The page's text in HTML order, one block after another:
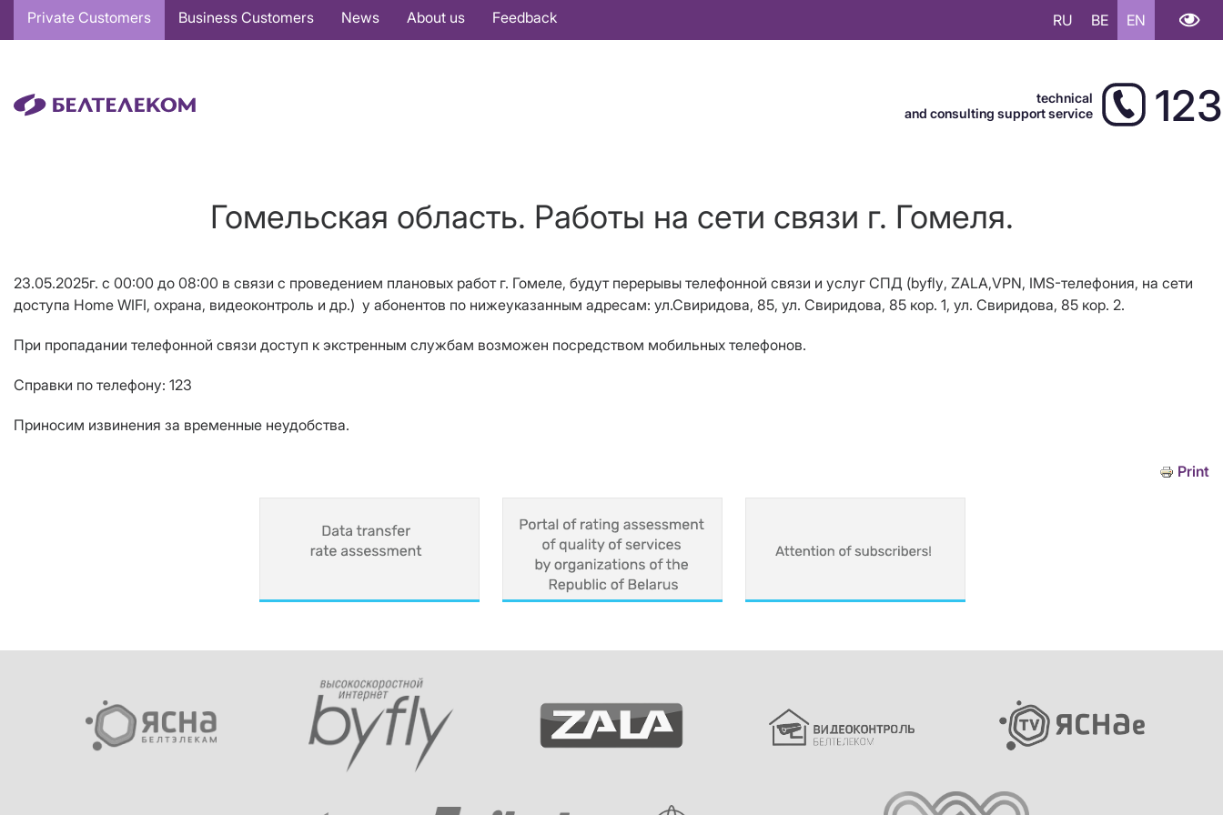
Основная
навигация
Private Customers Business Customers News About us Feedback RU BE EN
technical
and consulting support service
123
Гомельская область. Работы на сети связи г. Гомеля.
23.05.2025г. с 00:00 до 08:00 в связи с проведением плановых работ г. Гомеле, будут перерывы телефонной связи и услуг СПД (byfly, ZALA,VPN, IMS-телефония, на сети
доступа Home WIFI, охрана, видеоконтроль и др.) у абонентов по нижеуказанным адресам: ул.Свиридова, 85, ул. Свиридова, 85 кор. 1, ул. Свиридова, 85 кор. 2.
При пропадании телефонной связи доступ к экстренным службам возможен посредством мобильных телефонов.
Справки по телефону: 123
Приносим извинения за временные неудобства.
Print